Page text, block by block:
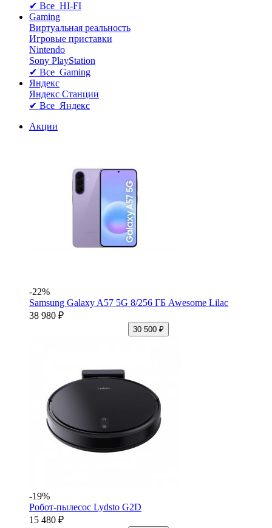
✔ Все HI-FI
Gaming
Виртуальная реальность
Игровые приставки
Nintendo
Sony PlayStation
✔ Все Gaming
Яндекс
Яндекс Станции
✔ Все Яндекс
Акции
-22%
Samsung Galaxy A57 5G 8/256 ГБ Awesome Lilac
38 980 ₽
30 500 ₽
-19%
Робот-пылесос Lydsto G2D
15 480 ₽